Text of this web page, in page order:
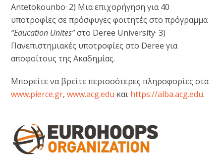
Antetokounbo· 2) Μια επιχορήγηση για 40
υποτροφίες σε πρόσφυγες φοιτητές στο πρόγραμμα
“Education Unites”στο Deree University· 3)
Πανεπιστημιακές υποτροφίες στο Deree για
αποφοίτους της Ακαδημίας.
Μπορείτε να βρείτε περισσότερες πληροφορίες στα
www.pierce.gr,www.acg.edu και https://alba.acg.edu.